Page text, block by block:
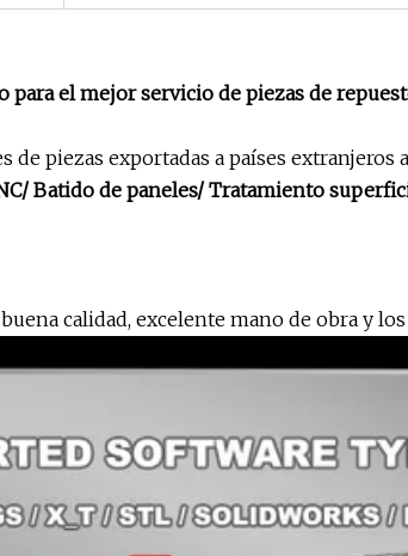
el mejor servicio de piezas de
piezas exportadas a países extranjeros
Batido de paneles/ Tratamiento
calidad, excelente mano de obra y